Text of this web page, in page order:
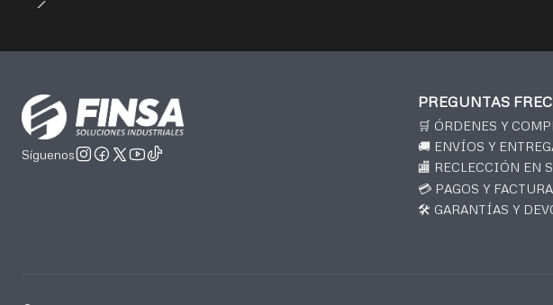
Síguenos
PREGUNTAS
🛒 ÓRDENES Y
🚚 ENVÍOS Y
🏬 RECLECCIÓN EN
💳 PAGOS Y
🛠️ GARANTÍAS Y